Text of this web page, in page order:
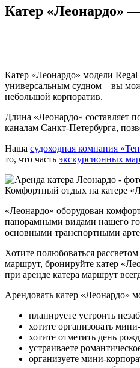
Катер «Леонардо»
Катер «Леонардо» модели
универсальным судном – вы
небольшой корпоратив.
Длина «Леонардо» составляет
каналам Санкт-Петербурга,
Наша судоходная компания
то, что часть экскурсионных
Комфортный отдых на катере
«Леонардо» оборудован
панорамными видами нашего
основными транспортными
Хотите полюбоваться
маршрут, бронируйте катер
при аренде катера маршрут
Арендовать катер «Леонардо»
планируете устроить
хотите организовать
хотите отметить день
устраиваете
организуете мини-